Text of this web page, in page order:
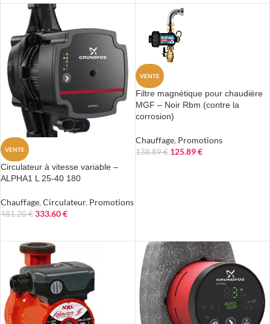
VENTE
Circulateur à vitesse variable –
ALPHA1 L 25-40 180
Chauffage, Circulateur, Promotions
481.20€ 333.60€
VENTE
Filtre magnétique pour chaudière
MGF – Noir Rbm (contre la
corrosion)
Chauffage, Promotions
138.89€ 125.89€